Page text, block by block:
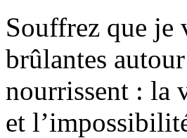
Souffrez que je
brûlantes
nourrissent : la
et